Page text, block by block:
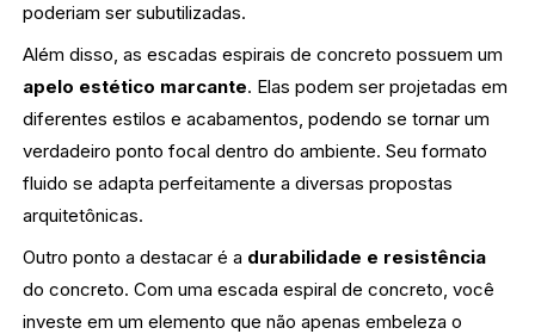
poderiam ser subutilizadas.
Além disso, as escadas espirais de concreto possuem um
apelo estético marcante. Elas podem ser projetadas em
diferentes estilos e acabamentos, podendo se tornar um
verdadeiro ponto focal dentro do ambiente. Seu formato
fluido se adapta perfeitamente a diversas propostas
arquitetônicas.
Outro ponto a destacar é a durabilidade e resistência
do concreto. Com uma escada espiral de concreto, você
investe em um elemento que não apenas embeleza o